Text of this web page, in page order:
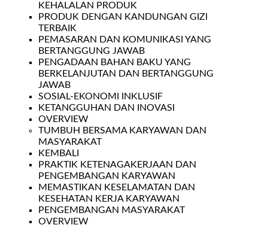
KEHALALAN PRODUK
PRODUK DENGAN KANDUNGAN GIZI
TERBAIK
PEMASARAN DAN KOMUNIKASI YANG
BERTANGGUNG JAWAB
PENGADAAN BAHAN BAKU YANG
BERKELANJUTAN DAN BERTANGGUNG
JAWAB
SOSIAL-EKONOMI INKLUSIF
KETANGGUHAN DAN INOVASI
OVERVIEW
TUMBUH BERSAMA KARYAWAN DAN
MASYARAKAT
KEMBALI
PRAKTIK KETENAGAKERJAAN DAN
PENGEMBANGAN KARYAWAN
MEMASTIKAN KESELAMATAN DAN
KESEHATAN KERJA KARYAWAN
PENGEMBANGAN MASYARAKAT
OVERVIEW